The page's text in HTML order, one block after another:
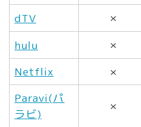
dTV ×
hulu
×
Netflix
×
Paravi(パ
ラビ)
×